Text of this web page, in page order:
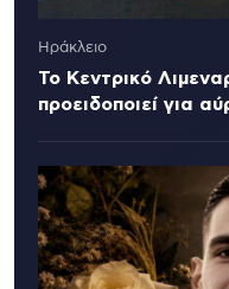
Ηράκλειο
Το Κεντρικό
προειδοποιεί για